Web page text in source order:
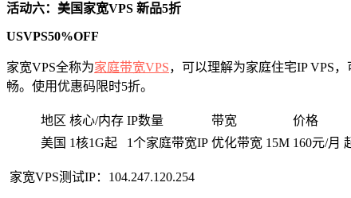
活动六：美国家宽VPS 新品5折
USVPS50%OFF
家宽VPS全称为家庭带宽VPS，可以理解为家庭住宅IP VPS
畅。使用优惠码限时5折。
地区 核心/内存 IP数量 带宽 价格
美国 1核1G起 1个家庭带宽IP 优化带宽 15M 160元/月
家宽VPS测试IP：104.247.120.254